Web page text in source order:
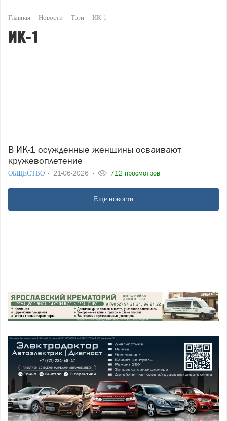
Главная Новости Тэги ИК-1
ИК-1
В ИК-1 осужденные женщины осваивают
кружевоплетение
ОБЩЕСТВО 21-06-2026 712 просмотров
Еще новости